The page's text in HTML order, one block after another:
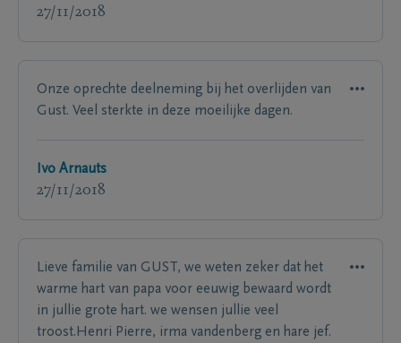
27/11/2018
Onze oprechte deelneming bij het overlijden van
Gust. Veel sterkte in deze moeilijke dagen.
Ivo Arnauts
27/11/2018
Lieve familie van GUST, we weten zeker dat het
warme hart van papa voor eeuwig bewaard wordt
in jullie grote hart. we wensen jullie veel
troost.Henri Pierre, irma vandenberg en hare jef.